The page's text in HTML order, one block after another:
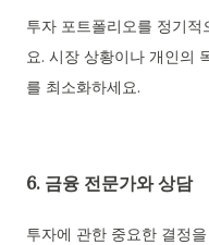
투자 포트폴리오를 정기
요. 시장 상황이나 개인의
를 최소화하세요.
6. 금융 전문가와 상담
투자에 관한 중요한 결정